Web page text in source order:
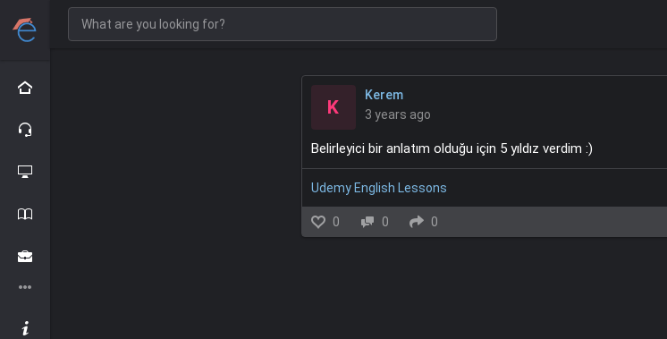
K
Kerem
3 years ago
Belirleyici bir anlatım olduğu için 5 yıldız verdim :)
Udemy English Lessons
0 0 0